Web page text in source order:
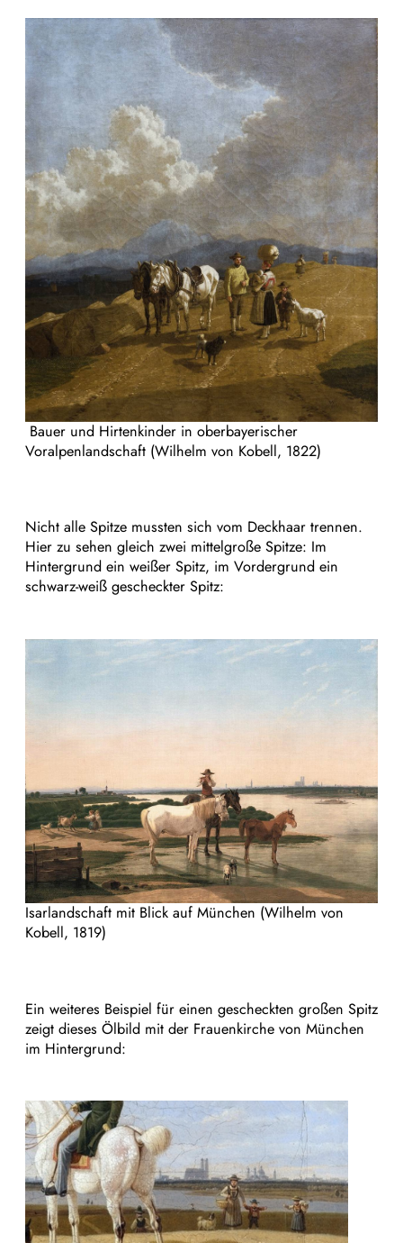
Bauer und Hirtenkinder in oberbayerischer
Voralpenlandschaft (Wilhelm von Kobell, 1822)
Nicht alle Spitze mussten sich vom Deckhaar trennen.
Hier zu sehen gleich zwei mittelgroße Spitze: Im
Hintergrund ein weißer Spitz, im Vordergrund ein
schwarz-weiß gescheckter Spitz:
Isarlandschaft mit Blick auf München (Wilhelm von
Kobell, 1819)
Ein weiteres Beispiel für einen gescheckten großen Spitz
zeigt dieses Ölbild mit der Frauenkirche von München
im Hintergrund: